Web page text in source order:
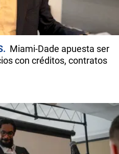
Miami-Dade apuesta ser
con créditos, contratos